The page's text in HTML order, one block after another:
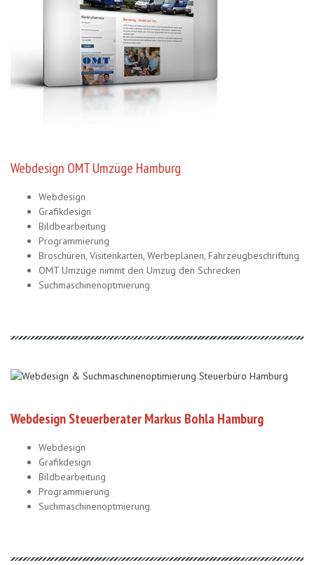
Webdesign OMT Umzüge Hamburg
Webdesign
Grafikdesign
Bildbearbeitung
Programmierung
Broschüren, Visitenkarten, Werbeplanen, Fahrzeugbeschriftung
OMT Umzüge nimmt den Umzug den Schrecken
Suchmaschinenoptmierung
Webdesign Steuerberater Markus Bohla Hamburg
Webdesign
Grafikdesign
Bildbearbeitung
Programmierung
Suchmaschinenoptmierung